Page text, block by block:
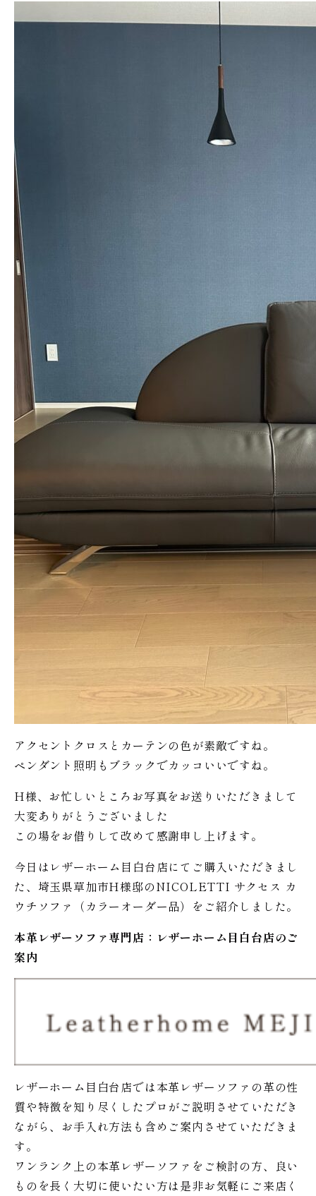
アクセントクロスとカーテンの色が素敵ですね。
ペンダント照明もブラックでカッコいいですね。
H様、お忙しいところお写真をお送りいただきまして
大変ありがとうございました
この場をお借りして改めて感謝申し上げます。
今日はレザーホーム目白台店にてご購入いただきまし
た、埼玉県草加市H様邸のNICOLETTI サクセス カ
ウチソファ（カラーオーダー品）をご紹介しました。
本革レザーソファ専門店：レザーホーム 目白台店のご
案内
レザーホーム目白台店では本革レザーソファの革の性
質や特徴を知り尽くしたプロがご説明させていただき
ながら、お手入れ方法も含めご案内させていただきま
す。
ワンランク上の本革レザーソファをご検討の方、良い
ものを長く大切に使いたい方は是非お気軽にご来店く